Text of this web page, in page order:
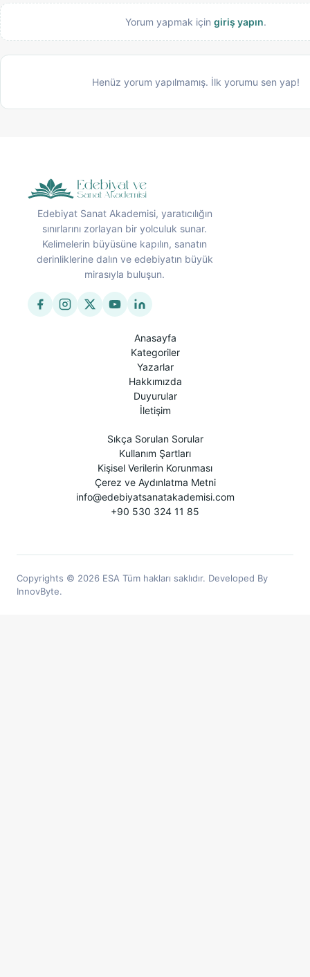
Yorum yapmak için giriş yapın.
Henüz yorum yapılmamış. İlk yorumu sen yap!
Edebiyat Sanat Akademisi, yaratıcılığın
sınırlarını zorlayan bir yolculuk sunar.
Kelimelerin büyüsüne kapılın, sanatın
derinliklerine dalın ve edebiyatın büyük
mirasıyla buluşun.
Anasayfa
Kategoriler
Yazarlar
Hakkımızda
Duyurular
İletişim
Sıkça Sorulan Sorular
Kullanım Şartları
Kişisel Verilerin Korunması
Çerez ve Aydınlatma Metni
info@edebiyatsanatakademisi.com
+90 530 324 11 85
Copyrights © 2026 ESA Tüm hakları saklıdır. Developed By
InnovByte.